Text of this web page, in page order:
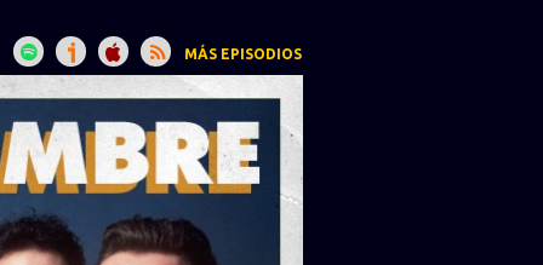
MÁS EPISODIOS